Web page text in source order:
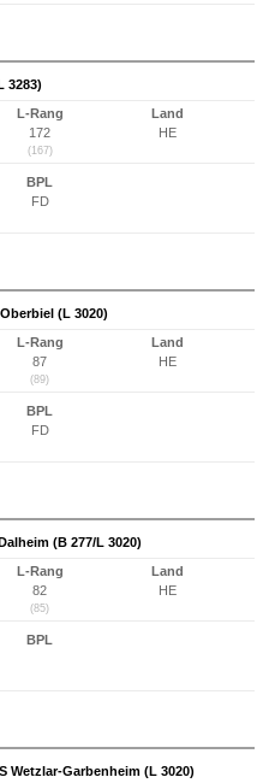
3283)
L-Rang
172
(167)
Land
HE
BPL
FD
(L 3020)
L-Rang
87
(89)
Land
HE
BPL
FD
(B 277/L 3020)
L-Rang
82
(85)
Land
HE
BPL
Wetzlar-Garbenheim (L 3020)